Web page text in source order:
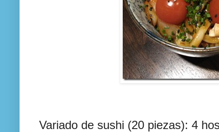
Variado de sushi (20 piezas): 4